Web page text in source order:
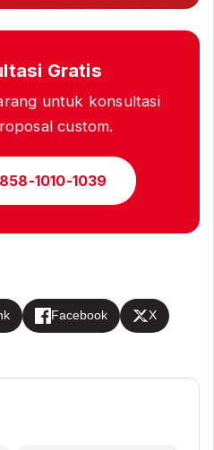
Gratis
untuk konsultasi
custom.
1010-1039
Facebook X